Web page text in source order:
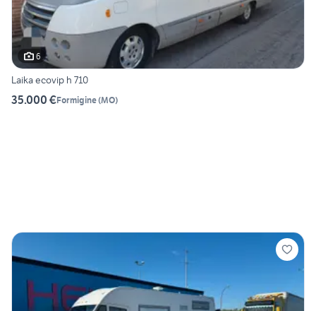
6
Laika ecovip h 710
35.000 €Formigine(MO)